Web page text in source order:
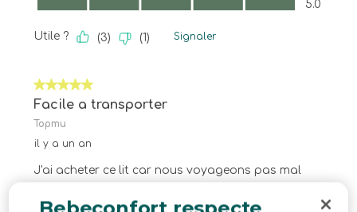
5.0
Utile ? (3) (1) Signaler
5 sur 5 étoiles.
Facile a transporter
Topmu
il y a un an
J'ai acheter ce lit car nous voyageons pas mal